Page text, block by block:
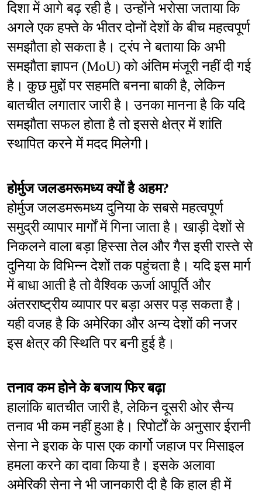
दिशा में आगे बढ़ रही है। उन्होंने भरोसा जताया कि
अगले एक हफ्ते के भीतर दोनों देशों के बीच महत्वपूर्ण
समझौता हो सकता है। ट्रंप ने बताया कि अभी
समझौता ज्ञापन (MoU) को अंतिम मंजूरी नहीं दी गई
है। कुछ मुद्दों पर सहमति बनना बाकी है, लेकिन
बातचीत लगातार जारी है। उनका मानना है कि यदि
समझौता सफल होता है तो इससे क्षेत्र में शांति
स्थापित करने में मदद मिलेगी।
होर्मुज जलडमरूमध्य क्यों है अहम?
होर्मुज जलडमरूमध्य दुनिया के सबसे महत्वपूर्ण
समुद्री व्यापार मार्गों में गिना जाता है। खाड़ी देशों से
निकलने वाला बड़ा हिस्सा तेल और गैस इसी रास्ते से
दुनिया के विभिन्न देशों तक पहुंचता है। यदि इस मार्ग
में बाधा आती है तो वैश्विक ऊर्जा आपूर्ति और
अंतरराष्ट्रीय व्यापार पर बड़ा असर पड़ सकता है।
यही वजह है कि अमेरिका और अन्य देशों की नजर
इस क्षेत्र की स्थिति पर बनी हुई है।
तनाव कम होने के बजाय फिर बढ़ा
हालांकि बातचीत जारी है, लेकिन दूसरी ओर सैन्य
तनाव भी कम नहीं हुआ है। रिपोर्टों के अनुसार ईरानी
सेना ने इराक के पास एक कार्गो जहाज पर मिसाइल
हमला करने का दावा किया है। इसके अलावा
अमेरिकी सेना ने भी जानकारी दी है कि हाल ही में